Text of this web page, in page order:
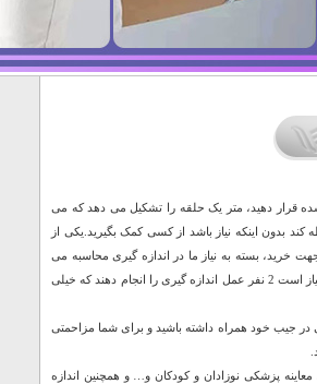
قرار دهید، متر یک حلقه را تشکیل می دهد که می
بدون اینکه نیاز باشد از کسی کمک بگیرید.یکی از
خرید، بسته به نیاز ما در اندازه گیری محاسبه می
گردد. متر های خیاطی رایج عمدتا یک نوار اندازه گیری است که در هنگام اندازه گیری بدن نیاز است 2 نفر عمل اندازه گیری را انجام دهند که خیلی
جیب خود همراه داشته باشید و برای شما مزاحمتی
پزشکی نوزادان و کودکان و… و همچنین اندازه